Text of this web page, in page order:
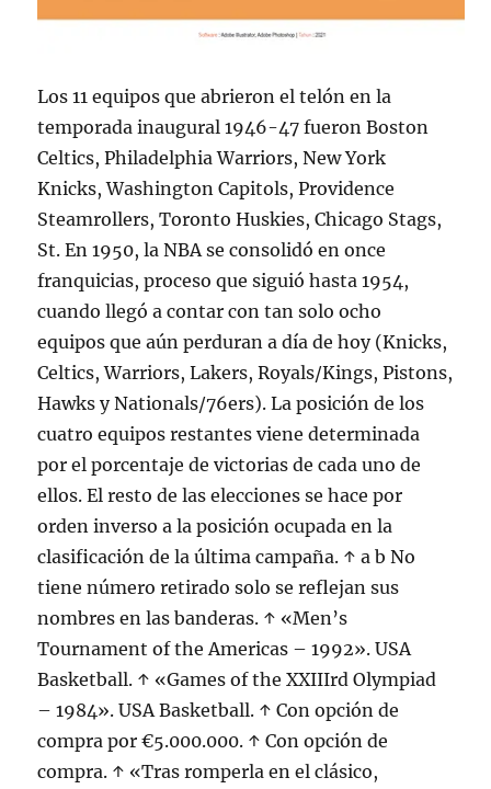
Los 11 equipos que abrieron el telón en la
temporada inaugural 1946-47 fueron Boston
Celtics, Philadelphia Warriors, New York
Knicks, Washington Capitols, Providence
Steamrollers, Toronto Huskies, Chicago Stags,
St. En 1950, la NBA se consolidó en once
franquicias, proceso que siguió hasta 1954,
cuando llegó a contar con tan solo ocho
equipos que aún perduran a día de hoy (Knicks,
Celtics, Warriors, Lakers, Royals/Kings, Pistons,
Hawks y Nationals/76ers). La posición de los
cuatro equipos restantes viene determinada
por el porcentaje de victorias de cada uno de
ellos. El resto de las elecciones se hace por
orden inverso a la posición ocupada en la
clasificación de la última campaña. ↑ a b No
tiene número retirado solo se reflejan sus
nombres en las banderas. ↑ «Men’s
Tournament of the Americas – 1992». USA
Basketball. ↑ «Games of the XXIIIrd Olympiad
– 1984». USA Basketball. ↑ Con opción de
compra por €5.000.000. ↑ Con opción de
compra. ↑ «Tras romperla en el clásico,